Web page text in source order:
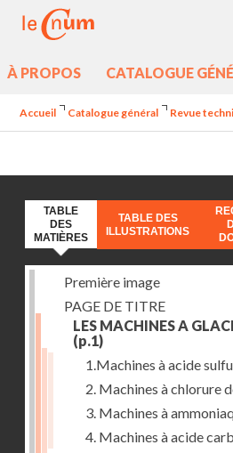
À PROPOS CATALOGUE
Accueil Catalogue général Revue
TABLE
DES
MATIÈRES
TABLE DES
ILLUSTRATIONS
Première image
PAGE DE TITRE
LES MACHINES A
(p.1)
1.Machines à acide
2. Machines à chlorure
3. Machines à
4. Machines à acide